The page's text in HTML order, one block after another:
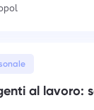
al lavoro:
traduzione
utenti,
la tua